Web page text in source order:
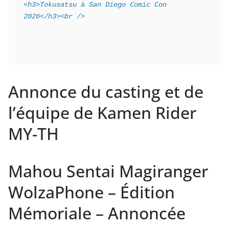
<h3>Tokusatsu à San Diego Comic Con
2026</h3><br />
Annonce du casting et de
l’équipe de Kamen Rider
MY-TH
Mahou Sentai Magiranger
WolzaPhone – Édition
Mémoriale – Annoncée